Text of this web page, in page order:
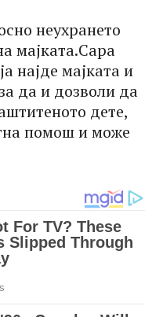
неухрането
мајката.Сара
најде мајката и
да и дозволи да
дете,
помош и може